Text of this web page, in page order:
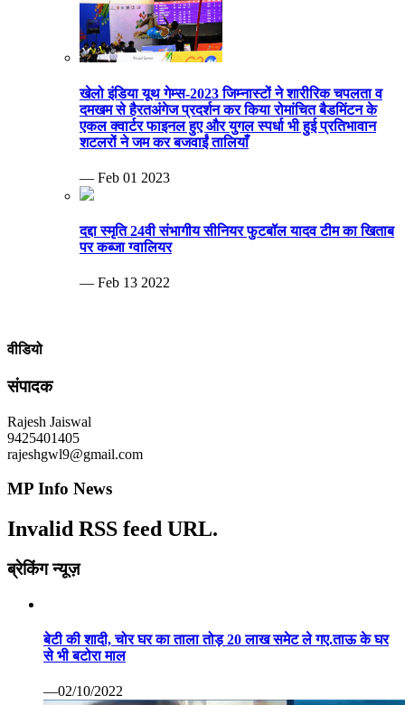
खेलो इंडिया यूथ गेम्स-2023 जिम्नास्टों ने शारीरिक चपलता व
दमखम से हैरतअंगेज प्रदर्शन कर किया रोमांचित बैडमिंटन के
एकल क्वार्टर फाइनल हुए और युगल स्पर्धा भी हुई प्रतिभावान
शटलरों ने जम कर बजवाईं तालियाँ
— Feb 01 2023
दद्दा स्मृति 24वी संभागीय सीनियर फुटबॉल यादव टीम का खिताब
पर कब्जा ग्वालियर
— Feb 13 2022
वीडियो
संपादक
Rajesh Jaiswal
9425401405
rajeshgwl9@gmail.com
MP Info News
Invalid RSS feed URL.
ब्रेकिंग न्यूज़
बेटी की शादी, चोर घर का ताला तोड़ 20 लाख समेट ले गए.ताऊ के घर
से भी बटोरा माल
—02/10/2022